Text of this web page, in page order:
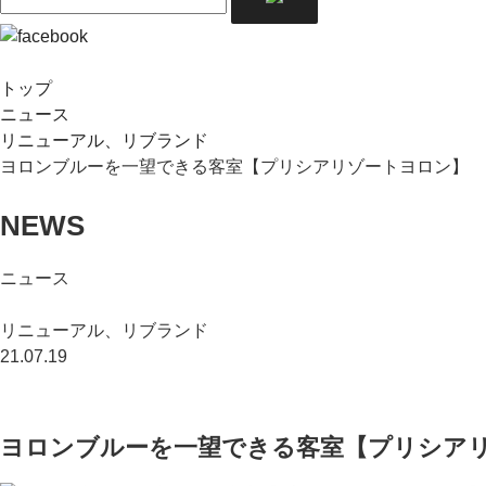
トップ
ニュース
リニューアル、リブランド
ヨロンブルーを一望できる客室【プリシアリゾートヨロン】
NEWS
ニュース
リニューアル、リブランド
21.07.19
ヨロンブルーを一望できる客室【プリシア